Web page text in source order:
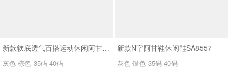
新款软底透气百搭运动休闲阿甘鞋SA2697
灰色 棕色 35码-40码
新款N字阿甘鞋休闲鞋SA8557
灰色 银色 35码-40码